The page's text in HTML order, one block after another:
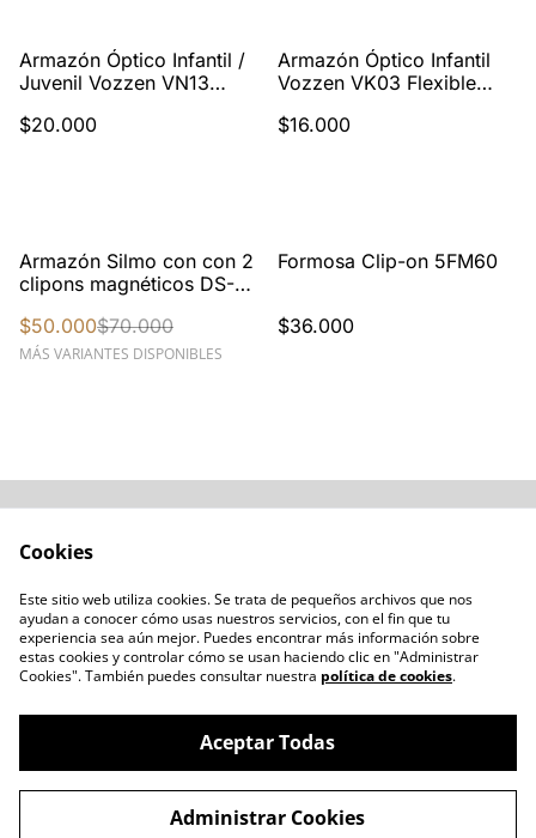
Armazón Óptico Infantil /
Juvenil Vozzen VN13
17-140
$20.000
Armazón Óptico Infantil
Vozzen VK03 Flexible
$16.000
%
Armazón Silmo con con 2
clipons magnéticos DS-
$50.000$70.000
MÁS VARIANTES DISPONIBLES
Formosa Clip-on 5FM60
$36.000
Condiciones
Política de Privacidad
Política de Cookies
Blogs
Cookies
Este sitio web utiliza cookies. Se trata de pequeños archivos que nos
ayudan a conocer cómo usas nuestros servicios, con el fin que tu
experiencia sea aún mejor. Puedes encontrar más información sobre
estas cookies y controlar cómo se usan haciendo clic en "Administrar
Cookies". También puedes consultar nuestra política de cookies.
Aceptar Todas
Administrar Cookies